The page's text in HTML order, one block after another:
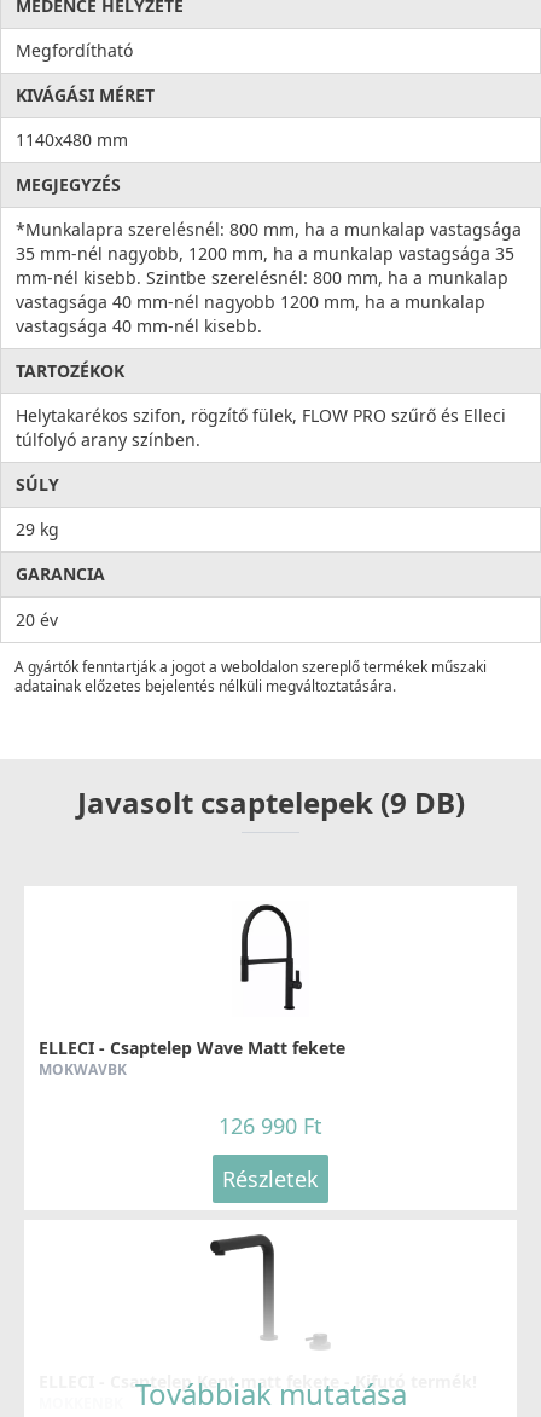
MEDENCE HELYZETE
Megfordítható
KIVÁGÁSI MÉRET
1140x480 mm
MEGJEGYZÉS
*Munkalapra szerelésnél: 800 mm, ha a munkalap vastagsága
35 mm-nél nagyobb, 1200 mm, ha a munkalap vastagsága 35
mm-nél kisebb. Szintbe szerelésnél: 800 mm, ha a munkalap
vastagsága 40 mm-nél nagyobb 1200 mm, ha a munkalap
vastagsága 40 mm-nél kisebb.
TARTOZÉKOK
Helytakarékos szifon, rögzítő fülek, FLOW PRO szűrő és Elleci
túlfolyó arany színben.
SÚLY
29 kg
GARANCIA
20 év
A gyártók fenntartják a jogot a weboldalon szereplő termékek műszaki
adatainak előzetes bejelentés nélküli megváltoztatására.
Javasolt csaptelepek (9 DB)
ELLECI - Csaptelep Wave Matt fekete
MOKWAVBK
126 990 Ft
Részletek
ELLECI - Csaptelep Kent matt fekete - Kifutó termék!
Továbbiak mutatása